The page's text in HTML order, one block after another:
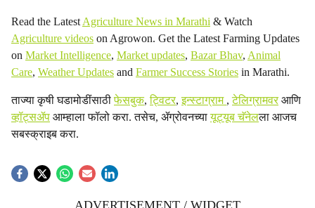
Read the Latest Agriculture News in Marathi & Watch
Agriculture videos on Agrowon. Get the Latest Farming Updates
on Market Intelligence, Market updates, Bazar Bhav, Animal
Care, Weather Updates and Farmer Success Stories in Marathi.
ताज्या कृषी घडामोडींसाठीफेसबुक,ट्विटर,इन्स्टाग्राम ,टेलिग्रामवरआणि
व्हॉट्सॲप आम्हाला फॉलो करा. तसेच, ॲग्रोवनच्यायूट्यूब चॅनेलला आजच
सबस्क्राइब करा.
ADVERTISEMENT / WIDGET